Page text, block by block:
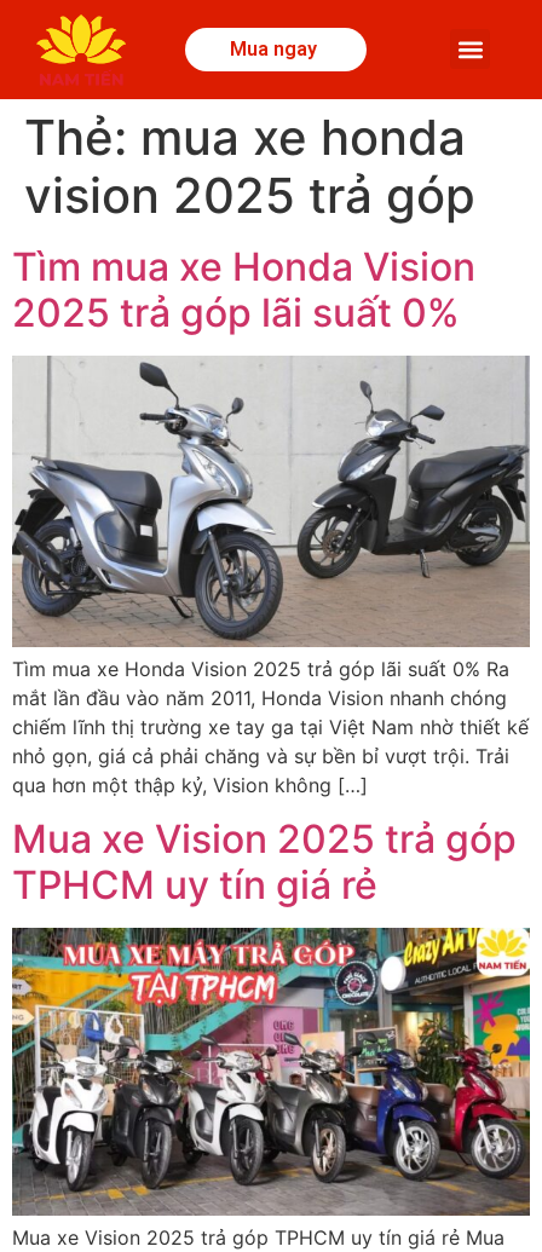
Mua ngay
Thẻ: mua xe honda
vision 2025 trả góp
Tìm mua xe Honda Vision
2025 trả góp lãi suất 0%
Tìm mua xe Honda Vision 2025 trả góp lãi suất 0% Ra
mắt lần đầu vào năm 2011, Honda Vision nhanh chóng
chiếm lĩnh thị trường xe tay ga tại Việt Nam nhờ thiết kế
nhỏ gọn, giá cả phải chăng và sự bền bỉ vượt trội. Trải
qua hơn một thập kỷ, Vision không […]
Mua xe Vision 2025 trả góp
TPHCM uy tín giá rẻ
Mua xe Vision 2025 trả góp TPHCM uy tín giá rẻ Mua